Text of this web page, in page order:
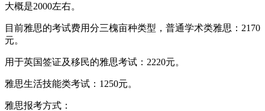
大概是2000左右。
目前雅思的考试费用分三槐亩种类型，普通学术类雅思：2170
元。
用于英国签证及移民的雅思考试：2220元。
雅思生活技能类考试：1250元。
雅思报考方式：